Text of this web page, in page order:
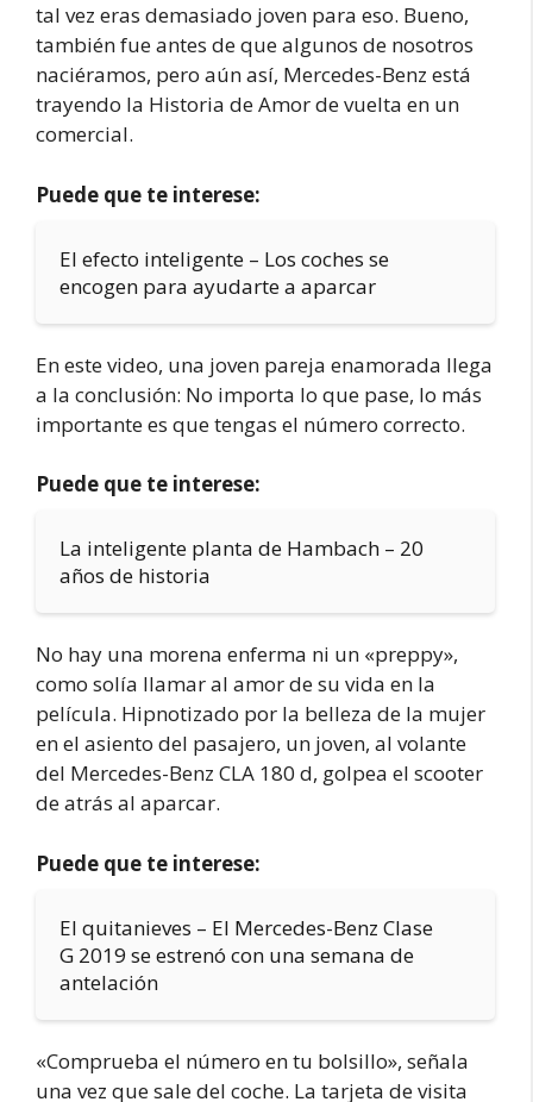
tal vez eras demasiado joven para eso. Bueno,
también fue antes de que algunos de nosotros
naciéramos, pero aún así, Mercedes-Benz está
trayendo la Historia de Amor de vuelta en un
comercial.
Puede que te interese:
El efecto inteligente – Los coches se
encogen para ayudarte a aparcar
En este video, una joven pareja enamorada llega
a la conclusión: No importa lo que pase, lo más
importante es que tengas el número correcto.
Puede que te interese:
La inteligente planta de Hambach – 20
años de historia
No hay una morena enferma ni un «preppy»,
como solía llamar al amor de su vida en la
película. Hipnotizado por la belleza de la mujer
en el asiento del pasajero, un joven, al volante
del Mercedes-Benz CLA 180 d, golpea el scooter
de atrás al aparcar.
Puede que te interese:
El quitanieves – El Mercedes-Benz Clase
G 2019 se estrenó con una semana de
antelación
«Comprueba el número en tu bolsillo», señala
una vez que sale del coche. La tarjeta de visita